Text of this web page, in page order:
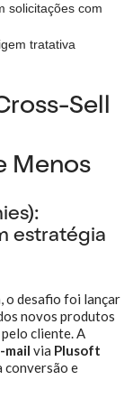
solicitações com
tratativa
Sell
Menos
estratégia
o desafio foi lançar
novos produtos
cliente. A
mail via Plusoft
conversão e